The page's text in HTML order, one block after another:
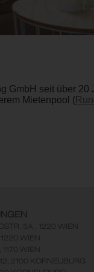
seit über
Mietenpool (
5A , 1220 WIEN
WIEN
WIEN
2100 KORNEUBURG